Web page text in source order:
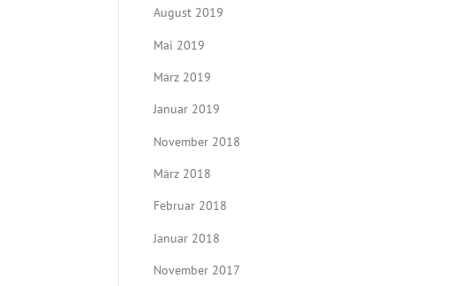
August 2019
Mai 2019
März 2019
Januar 2019
November 2018
März 2018
Februar 2018
Januar 2018
November 2017